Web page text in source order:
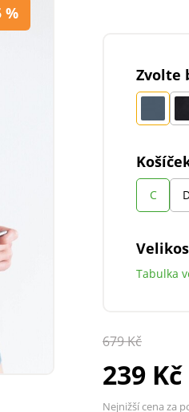
%
Zvolte
C
Tabulka
679 Kč
239 Kč
Nejnižší cena za